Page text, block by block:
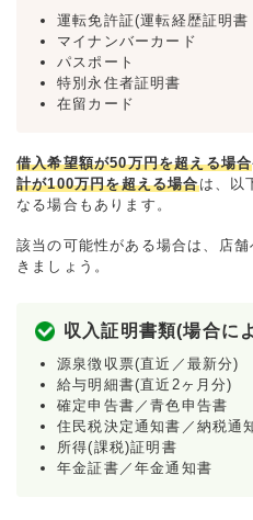
運転免許証(運転経歴証明書
マイナンバーカード
パスポート
特別永住者証明書
在留カード
借入希望額が50万円を超える場合
計が100万円を超える場合は、以
なる場合もあります。
該当の可能性がある場合は、店
きましょう。
収入証明書類(場合に
源泉徴収票(直近／最新分)
給与明細書(直近2ヶ月分)
確定申告書／青色申告書
住民税決定通知書／納税通
所得(課税)証明書
年金証書／年金通知書